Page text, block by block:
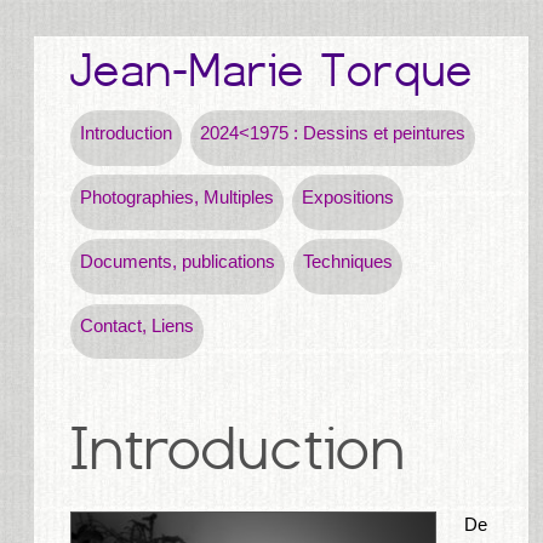
Introduction 2024<1975 : Dessins et peintures
Photographies, Multiples Expositions
Documents, publications Techniques
Contact, Liens
De